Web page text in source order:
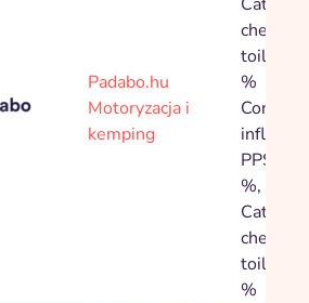
Padabo.hu
Motoryzacja i
kemping
chemical
toilets
%
Content
PPS
%,
chemical
toilets
%